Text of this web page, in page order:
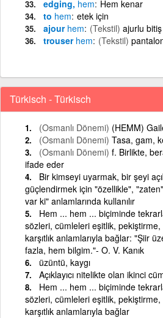
edging, hem Hem kenar
to hem etek için
ajour hem (Tekstil) ajurlu bitiş
trouser hem (Tekstil)
Türkisch - Türkisch
(Osmanlı Dönemi) (HEMM)
(Osmanlı Dönemi) Tasa, gam,
(Osmanlı Dönemi) f. Birlikte,
ifade eder
Bir kimseyi uyarmak, bir şeyi
güçlendirmek için "özellikle",
var ki" anlamlarında kullanılır
Hem ... hem ... biçiminde
sözleri, cümleleri eşitlik,
karşıtlık anlamlarıyla bağlar: "Şiir
fazla, hem bilgim."- O. V. Kanık
üzüntü, kaygı
Açıklayıcı nitelikte olan ikinci
Hem ... hem ... biçiminde
sözleri, cümleleri eşitlik,
karşıtlık anlamlarıyla bağlar